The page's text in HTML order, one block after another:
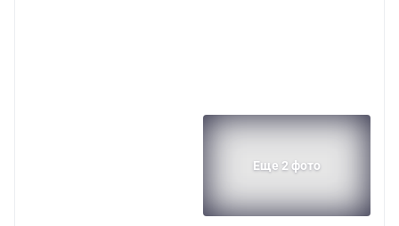
Еще 2 фото